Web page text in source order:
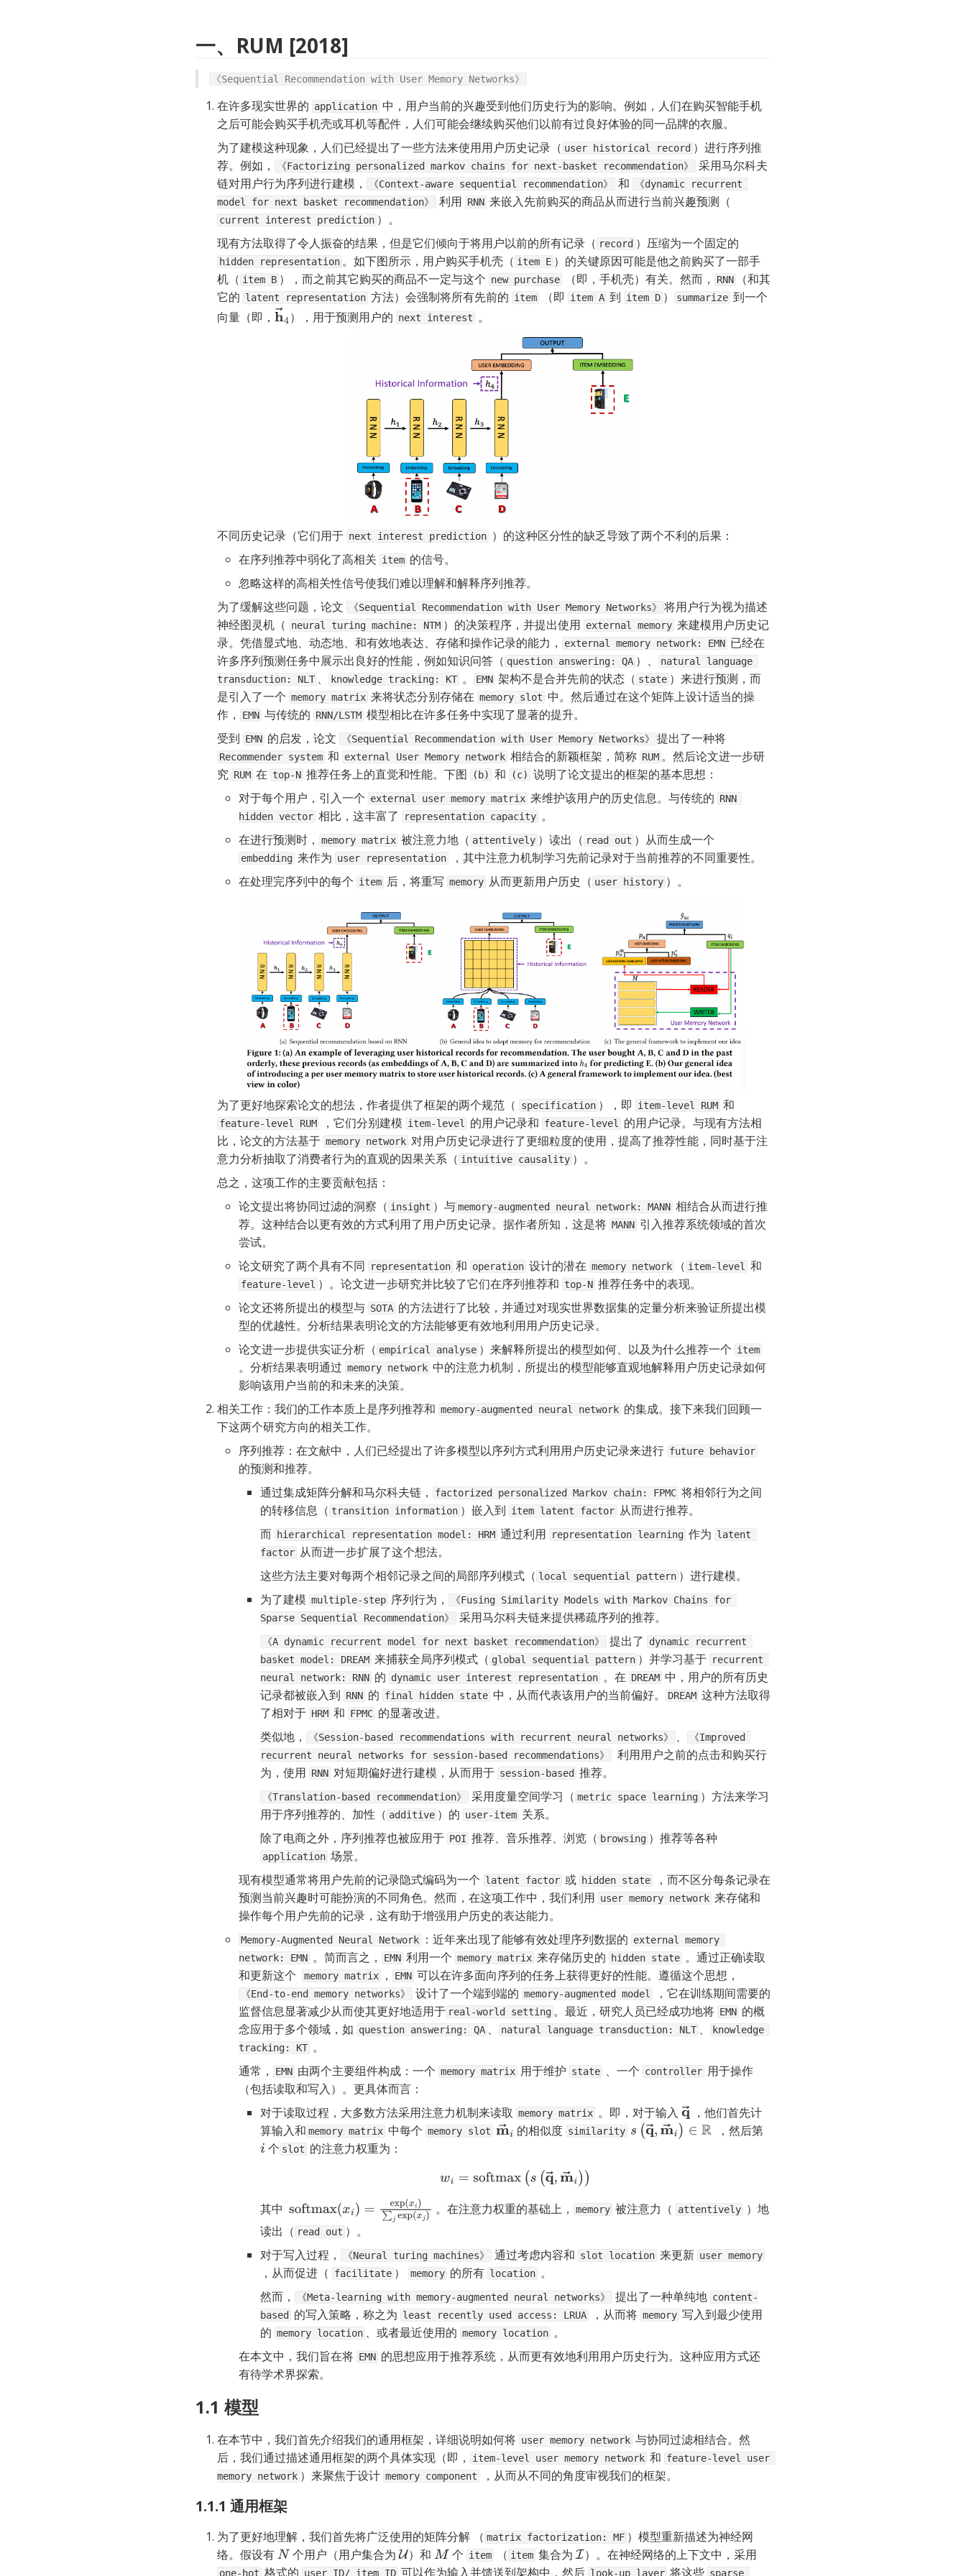
一、RUM [2018]
《Sequential Recommendation with User Memory Networks》
在许多现实世界的 application 中，用户当前的兴趣受到他们历史行为的影响。例如，人们在购买智能手机
之后可能会购买手机壳或耳机等配件，人们可能会继续购买他们以前有过良好体验的同一品牌的衣服。
为了建模这种现象，人们已经提出了一些方法来使用用户历史记录（ user historical record ）进行序列推
荐。例如，
《Factorizing personalized markov chains for next-basket recommendation》
采用马尔科夫
链对用户行为序列进行建模，
《Context-aware sequential recommendation》 和
《dynamic recurrent
model for next basket recommendation》
利用 RNN
current interest prediction ）。
现有方法取得了令人振奋的结果，但是它们倾向于将用户以前的所有记录（ record
hidden representation 。如下图所示，用户购买手机壳（ item E ）的关键原因可能是他之前购买了一部手
机（ item B ），而之前其它购买的商品不一定与这个 new purchase （即，手机壳）有关。然而， RNN
（和其
它的 latent representation 方法）会强制将所有先前的 item （即 item A 到 item D ） summarize 到一个
向量（即， h→4
），用于预测用户的 next interest 。
不同历史记录（它们用于 next interest prediction ）的这种区分性的缺乏导致了两个不利的后果：
在序列推荐中弱化了高相关 item 的信号。
忽略这样的高相关性信号使我们难以理解和解释序列推荐。
为了缓解这些问题，论文
《Sequential Recommendation with User Memory Networks》
将用户行为视为描述
神经图灵机（
neural turing machine: NTM ）的决策程序，并提出使用 external memory 来建模用户历史记
录。凭借显式地、动态地、和有效地表达、存储和操作记录的能力，
external memory network: EMN 已经在
许多序列预测任务中展示出良好的性能，例如知识问答（ question answering: QA ）、
natural language
transduction: NLT 、 knowledge tracking: KT 。 EMN 架构不是合并先前的状态（ state ）来进行预测，而
是引入了一个 memory matrix 来将状态分别存储在 memory slot 中。然后通过在这个矩阵上设计适当的操
作，
EMN 与传统的 RNN/LSTM 模型相比在许多任务中实现了显著的提升。
受到 EMN 的启发，论文 《Sequential Recommendation with User Memory Networks》
Recommender system 和 external User Memory network 相结合的新颖框架，简称 RUM 。然后论文进一步研
究 RUM 在 top-N 推荐任务上的直觉和性能。下图 (b) 和 (c) 说明了论文提出的框架的基本思想：
对于每个用户，引入一个 external user memory matrix 来维护该用户的历史信息。与传统的 RNN
hidden vector 相比，这丰富了 representation capacity 。
在进行预测时，
memory matrix 被注意力地（ attentively ）读出（ read out
embedding 来作为 user representation
，其中注意力机制学习先前记录对于当前推荐的不同重要性。
在处理完序列中的每个 item 后，将重写 memory 从而更新用户历史（ user history ）。
为了更好地探索论文的想法，作者提供了框架的两个规范（ specification ），即 item-level RUM
feature-level RUM ，它们分别建模 item-level 的用户记录和 feature-level
的用户记录。与现有方法相
比，论文的方法基于 memory network 对用户历史记录进行了更细粒度的使用，提高了推荐性能，同时基于注
意力分析抽取了消费者行为的直观的因果关系（ intuitive causality ）。
总之，这项工作的主要贡献包括：
论文提出将协同过滤的洞察（ insight ）与memory-augmented neural network: MANN 相结合从而进行推
荐。这种结合以更有效的方式利用了用户历史记录。据作者所知，这是将 MANN 引入推荐系统领域的首次
尝试。
论文研究了两个具有不同
representation 和 operation 设计的潜在 memory network （ item-level
feature-level ）。论文进一步研究并比较了它们在序列推荐和 top-N 推荐任务中的表现。
论文还将所提出的模型与 SOTA 的方法进行了比较，并通过对现实世界数据集的定量分析来验证所提出模
型的优越性。分析结果表明论文的方法能够更有效地利用用户历史记录。
论文进一步提供实证分析（ empirical analyse ）来解释所提出的模型如何、以及为什么推荐一个 item
。分析结果表明通过 memory network 中的注意力机制，所提出的模型能够直观地解释用户历史记录如何
影响该用户当前的和未来的决策。
相关工作：我们的工作本质上是序列推荐和 memory-augmented neural network 的集成。接下来我们回顾一
下这两个研究方向的相关工作。
序列推荐：在文献中，人们已经提出了许多模型以序列方式利用用户历史记录来进行 future behavior
的预测和推荐。
通过集成矩阵分解和马尔科夫链，
factorized personalized Markov chain: FPMC 将相邻行为之间
的转移信息（ transition information ）嵌入到 item latent factor 从而进行推荐。
而 hierarchical representation model: HRM 通过利用 representation learning 作为 latent
factor 从而进一步扩展了这个想法。
这些方法主要对每两个相邻记录之间的局部序列模式（ local sequential pattern ）进行建模。
为了建模 multiple-step 序列行为，
《Fusing Similarity Models with Markov Chains for
Sparse Sequential Recommendation》
采用马尔科夫链来提供稀疏序列的推荐。
《A dynamic recurrent model for next basket recommendation》 提出了
dynamic recurrent
basket model: DREAM 来捕获全局序列模式（ global sequential pattern ）并学习基于 recurrent
neural network: RNN 的 dynamic user interest representation 。在 DREAM 中，用户的所有历史
记录都被嵌入到 RNN 的 final hidden state 中，从而代表该用户的当前偏好。 DREAM 这种方法取得
了相对于 HRM 和 FPMC 的显著改进。
类似地，
《Session-based recommendations with recurrent neural networks》 、
《Improved
recurrent neural networks for session-based recommendations》
  利用用户之前的点击和购买行
为，使用 RNN 对短期偏好进行建模，从而用于 session-based 推荐。
《Translation-based recommendation》 采用度量空间学习（ metric space learning ）方法来学习
用于序列推荐的、加性（ additive ）的 user-item 关系。
除了电商之外，序列推荐也被应用于 POI 推荐、音乐推荐、浏览（ browsing
application 场景。
现有模型通常将用户先前的记录隐式编码为一个 latent factor 或 hidden state
，而不区分每条记录在
预测当前兴趣时可能扮演的不同角色。然而，在这项工作中，我们利用 user memory network 来存储和
操作每个用户先前的记录，这有助于增强用户历史的表达能力。
Memory-Augmented Neural Network ：近年来出现了能够有效处理序列数据的 external memory
network: EMN 。简而言之， EMN 利用一个 memory matrix 来存储历史的 hidden state 。通过正确读取
和更新这个
memory matrix ， EMN 可以在许多面向序列的任务上获得更好的性能。遵循这个思想，
《End-to-end memory networks》 设计了一个端到端的 memory-augmented model
，它在训练期间需要的
监督信息显著减少从而使其更好地适用于 real-world setting 。最近，研究人员已经成功地将 EMN 的概
念应用于多个领域，如 question answering: QA 、 natural language transduction: NLT 、
knowledge
tracking: KT 。
通常，
EMN 由两个主要组件构成：一个 memory matrix 用于维护 state 、一个 controller 用于操作
（包括读取和写入）。更具体而言：
对于读取过程，大多数方法采用注意力机制来读取 memory matrix 。即，对于输入 q→ ，他们首先计
算输入和 memory matrix 中每个 memory slot m→ i 的相似度 similarity s( q→ m→i ∈ R
  ，然后第
i 个 slot 的注意力权重为：
wi= softmax(s (q→,m →i))
其中 softmax(xi)=exp xi)∑jexp(xj 。在注意力权重的基础上， memory 被注意力（ attentively ）地
读出（ read out ）。
对于写入过程，
《Neural turing machines》 通过考虑内容和 slot location 来更新 user memory
，从而促进（ facilitate ） memory 的所有 location 。
然而，
《Meta-learning with memory-augmented neural networks》 提出了一种单纯地 content-
based
的写入策略，称之为 least recently used access: LRUA ，从而将 memory 写入到最少使用
的 memory location 、或者最近使用的 memory location 。
在本文中，我们旨在将 EMN 的思想应用于推荐系统，从而更有效地利用用户历史行为。这种应用方式还
有待学术界探索。
1.1 模型
在本节中，我们首先介绍我们的通用框架，详细说明如何将 user memory network 与协同过滤相结合。然
后，我们通过描述通用框架的两个具体实现（即，
item-level user memory network 和 feature-level user
memory network ）来聚焦于设计 memory component ，从而从不同的角度审视我们的框架。
1.1.1 通用框架
为了更好地理解，我们首先将广泛使用的矩阵分解 （ matrix factorization: MF ）模型重新描述为神经网
络。假设有 N 个用户（用户集合为 U）和 M 个 item （ item 集合为 I
one-hot 格式的 user ID/ item ID 可以作为输入并馈送到架构中，然后 look-up layer 将这些 sparse